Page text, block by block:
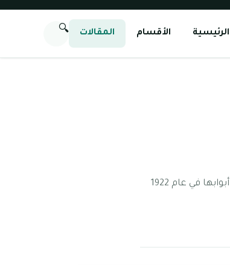
الرئيسية الأقسام المقالات 🔍
مدرسة ايليت الانجليزية تعتبر مدرسة ايليت الانجليزية من المدارس الذائعة الصيت في إمارة دبي، ولقد افتتحت أبوابها في عام 1922